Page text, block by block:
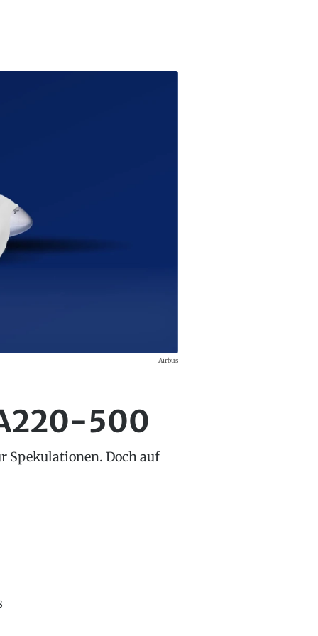
Airbus
500
Spekulationen. Doch auf